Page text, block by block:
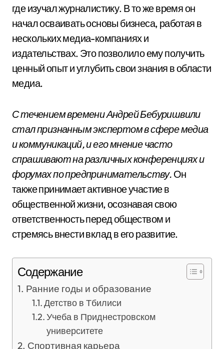
где изучал журналистику. В то же время он
начал осваивать основы бизнеса, работая в
нескольких медиа-компаниях и
издательствах. Это позволило ему получить
ценный опыт и углубить свои знания в области
медиа.
С течением времени Андрей Бебуришвили
стал признанным экспертом в сфере медиа
и коммуникаций, и его мнение часто
спрашивают на различных конференциях и
форумах по предпринимательству. Он
также принимает активное участие в
общественной жизни, осознавая свою
ответственность перед обществом и
стремясь внести вклад в его развитие.
Содержание
Ранние годы и образование
Детство в Тбилиси
Учеба в Приднестровском
университете
Спортивная карьера